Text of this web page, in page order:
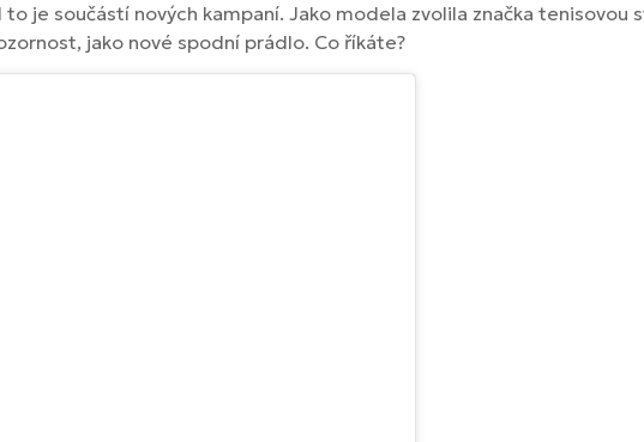
to je součástí nových kampaní. Jako modela zvolila značka
jako nové spodní prádlo. Co říkáte?